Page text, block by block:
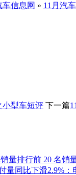
车信息网 » 11月汽
小型车短评 下一篇
量排行前 20 名销
量同比下滑2.9%